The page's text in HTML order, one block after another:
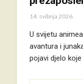
14. svibnja 2026.
U svijetu
avantura i
pojavi djelo